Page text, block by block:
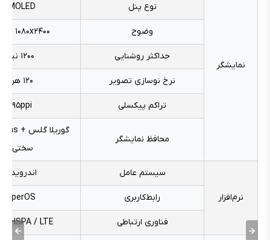
نمایشگر
نوع پنل AMOLED
وضوح ۱۰۸۰x۲۴۰۰ پیکسل
حداکثر روشنایی ۱۲۰۰ نیت
نرخ نوسازی تصویر ۱۲۰ هرتز
تراکم پیکسلی ۳۹۵ppi
محافظ نمایشگر
سختی ۵
نرم‌افزار
سیستم عامل اندروید ۱۴
رابط‌کاربری HyperOS
فناوری ارتباطی / HSPA / LTE